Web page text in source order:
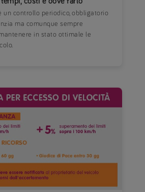
un controllo periodico, obbligatorio
ma comunque sempre
in stato ottimale le